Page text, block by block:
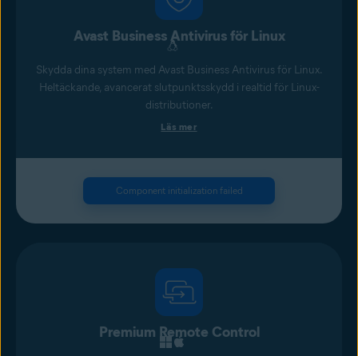
Avast Business Antivirus för Linux
Skydda dina system med Avast Business Antivirus för Linux.
Heltäckande, avancerat slutpunktsskydd i realtid för Linux-
distributioner.
Läs mer
Component initialization failed
Premium Remote Control